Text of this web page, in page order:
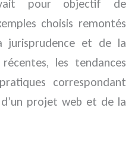
pour objectif de
choisis remontés
jurisprudence et de la
les tendances
correspondant
projet web et de la